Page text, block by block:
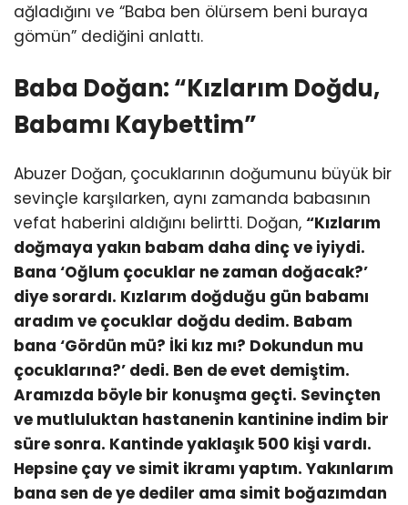
ağladığını ve “Baba ben ölürsem beni buraya
gömün” dediğini anlattı.
Baba Doğan: “Kızlarım Doğdu,
Babamı Kaybettim”
Abuzer Doğan, çocuklarının doğumunu büyük bir
sevinçle karşılarken, aynı zamanda babasının
vefat haberini aldığını belirtti. Doğan, “Kızlarım
doğmaya yakın babam daha dinç ve iyiydi.
Bana ‘Oğlum çocuklar ne zaman doğacak?’
diye sorardı. Kızlarım doğduğu gün babamı
aradım ve çocuklar doğdu dedim. Babam
bana ‘Gördün mü? İki kız mı? Dokundun mu
çocuklarına?’ dedi. Ben de evet demiştim.
Aramızda böyle bir konuşma geçti. Sevinçten
ve mutluluktan hastanenin kantinine indim bir
süre sonra. Kantinde yaklaşık 500 kişi vardı.
Hepsine çay ve simit ikramı yaptım. Yakınlarım
bana sen de ye dediler ama simit boğazımdan